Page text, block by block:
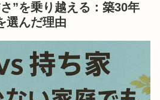
”を乗り越える：築30年
選んだ理由